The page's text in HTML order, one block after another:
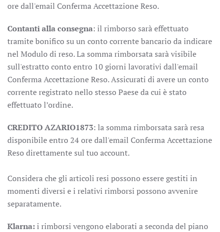
ore dall'email Conferma Accettazione Reso.
Contanti alla consegna: il rimborso sarà effettuato
tramite bonifico su un conto corrente bancario da indicare
nel Modulo di reso. La somma rimborsata sarà visibile
sull'estratto conto entro 10 giorni lavorativi dall'email
Conferma Accettazione Reso. Assicurati di avere un conto
corrente registrato nello stesso Paese da cui è stato
effettuato l’ordine.
CREDITO AZARIO1873: la somma rimborsata sarà resa
disponibile entro 24 ore dall'email Conferma Accettazione
Reso direttamente sul tuo account.
Considera che gli articoli resi possono essere gestiti in
momenti diversi e i relativi rimborsi possono avvenire
separatamente.
Klarna:i rimborsi vengono elaborati a seconda del piano